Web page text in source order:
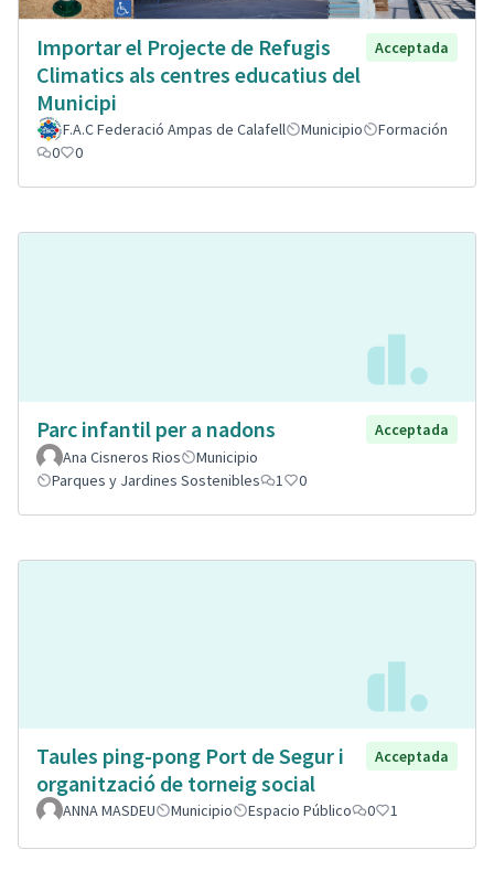
Importar el Projecte de Refugis
Climatics als centres educatius del
Municipi
Acceptada
F.A.C Federació Ampas de Calafell Municipio
Formación
0
0
Parc infantil per a nadons
Acceptada
Ana Cisneros Rios
Municipio
Parques y Jardines Sostenibles
1 0
Taules ping-pong Port de Segur i
organització de torneig social
Acceptada
ANNA MASDEU Municipio Espacio Público 0 1